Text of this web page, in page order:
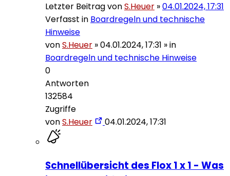
Letzter Beitrag vonS.Heuer »04.01.2024, 17:31
Verfasst in Boardregeln und technische
Hinweise
vonS.Heuer »04.01.2024, 17:31 » in
Boardregeln und technische Hinweise
0
Antworten
132584
Zugriffe
vonS.Heuer 04.01.2024, 17:31
Schnellübersicht des Flox 1 x 1 - Was